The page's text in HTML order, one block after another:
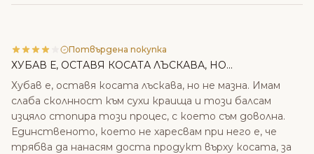
Потвърдена покупка
ХУБАВ Е, ОСТАВЯ КОСАТА ЛЪСКАВА, НО...
Хубав е, оставя косата лъскава, но не мазна. Имам
слаба сколнност към сухи краища и този балсам
изцяло стопира този процес, с което съм доволна.
Единственото, което не харесвам при него е, че
трябва да нанасям доста продукт върху косата, за